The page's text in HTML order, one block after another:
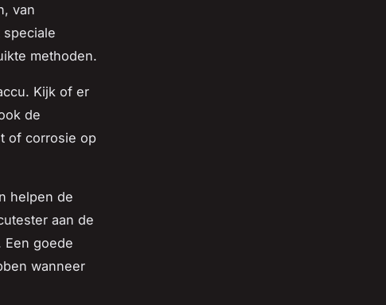
van
methoden.
Kijk of er
de
of corrosie op
helpen de
aan de
Een goede
wanneer